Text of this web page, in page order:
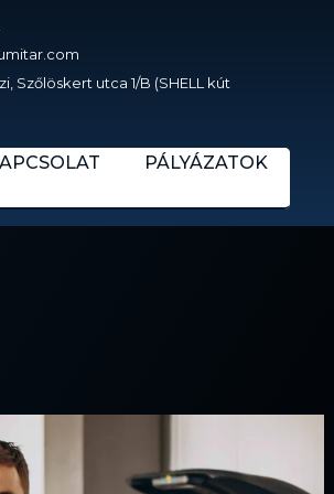
Szőlöskert utca 1/B (SHELL kút
PÁLYÁZATOK